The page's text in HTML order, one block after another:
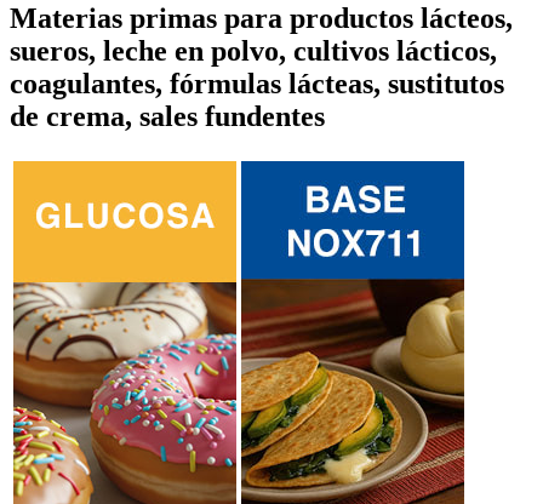
Materias primas para productos lácteos,
sueros, leche en polvo, cultivos lácticos,
coagulantes, fórmulas lácteas, sustitutos
de crema, sales fundentes